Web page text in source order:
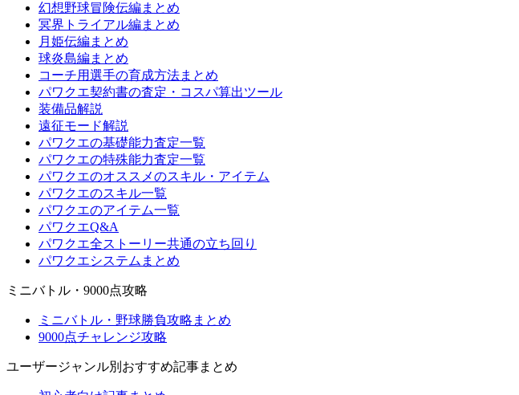
幻想野球冒険伝編まとめ
冥界トライアル編まとめ
月姫伝編まとめ
球炎島編まとめ
コーチ用選手の育成方法まとめ
パワクエ契約書の査定・コスパ算出ツール
装備品解説
遠征モード解説
パワクエの基礎能力査定一覧
パワクエの特殊能力査定一覧
パワクエのオススメのスキル・アイテム
パワクエのスキル一覧
パワクエのアイテム一覧
パワクエQ&A
パワクエ全ストーリー共通の立ち回り
パワクエシステムまとめ
ミニバトル・9000点攻略
ミニバトル・野球勝負攻略まとめ
9000点チャレンジ攻略
ユーザージャンル別おすすめ記事まとめ